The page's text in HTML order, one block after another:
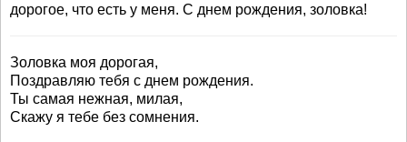
дорогое, что есть у меня. С днем рождения, золовка!
Золовка моя дорогая,
Поздравляю тебя с днем рождения.
Ты самая нежная, милая,
Скажу я тебе без сомнения.